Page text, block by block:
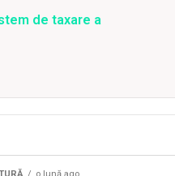
de taxare a